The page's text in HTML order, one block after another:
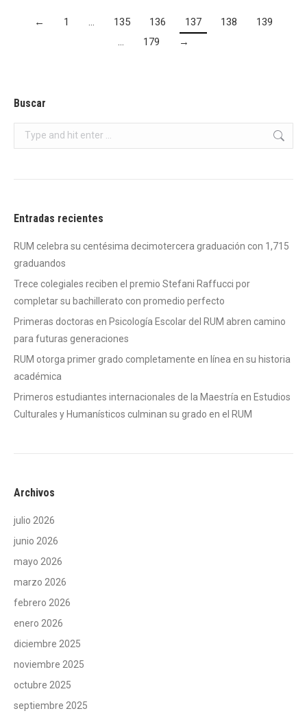
← 1 … 135 136 137 138
139
…
179 →
Buscar
Search:
Entradas recientes
RUM celebra su centésima decimotercera graduación con 1,715
graduandos
Trece colegiales reciben el premio Stefani Raffucci por
completar su bachillerato con promedio perfecto
Primeras doctoras en Psicología Escolar del RUM abren camino
para futuras generaciones
RUM otorga primer grado completamente en línea en su historia
académica
Primeros estudiantes internacionales de la Maestría en Estudios
Culturales y Humanísticos culminan su grado en el RUM
Archivos
julio 2026
junio 2026
mayo 2026
marzo 2026
febrero 2026
enero 2026
diciembre 2025
noviembre 2025
octubre 2025
septiembre 2025